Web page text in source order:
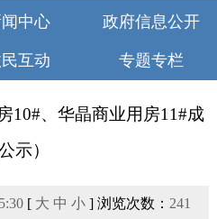
中心 政府信息公开
互动 专题专栏
10#、华晶商业用房11#成
示）
[ 大 中 小] 浏览次数： 241